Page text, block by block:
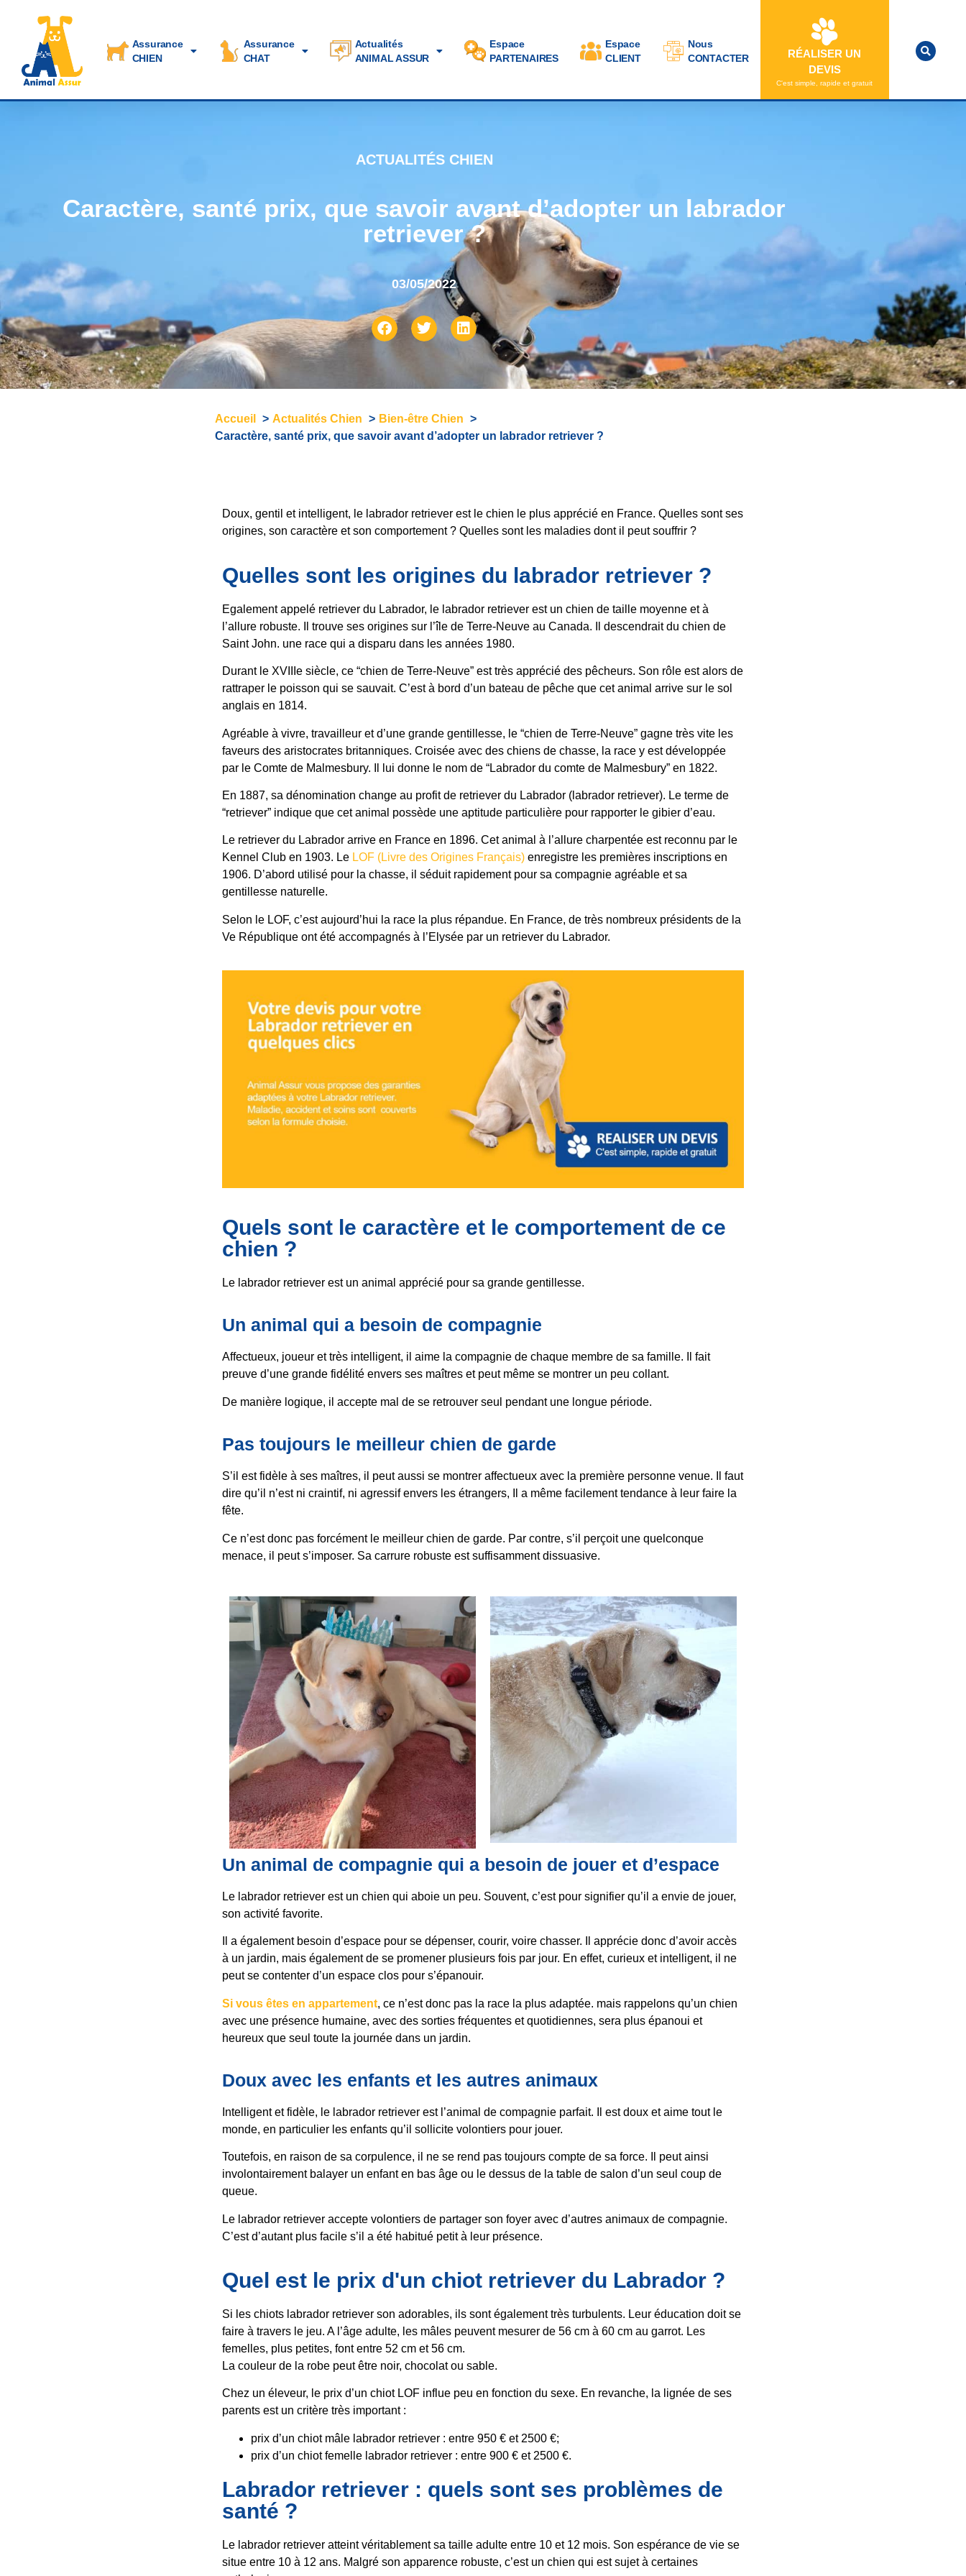
Assurance
CHIEN
Assurance
CHAT
Actualités
ANIMAL ASSUR
Espace
PARTENAIRES
Espace
CLIENT
Nous
CONTACTER
RÉALISER UN
DEVIS
C'est simple, rapide et gratuit
ACTUALITÉS CHIEN
Caractère, santé prix, que savoir avant d’adopter un labrador
retriever ?
03/05/2022
Accueil Actualités Chien
Bien-être Chien
Caractère, santé prix, que savoir avant d’adopter un labrador retriever ?
Doux, gentil et intelligent, le labrador retriever est le chien le plus apprécié en France. Quelles sont ses
origines, son caractère et son comportement ? Quelles sont les maladies dont il peut souffrir ?
Quelles sont les origines du labrador retriever ?
Egalement appelé retriever du Labrador, le labrador retriever est un chien de taille moyenne et à
l’allure robuste. Il trouve ses origines sur l’île de Terre-Neuve au Canada. Il descendrait du chien de
Saint John. une race qui a disparu dans les années 1980.
Durant le XVIIIe siècle, ce “chien de Terre-Neuve” est très apprécié des pêcheurs. Son rôle est alors de
rattraper le poisson qui se sauvait. C’est à bord d’un bateau de pêche que cet animal arrive sur le sol
anglais en 1814.
Agréable à vivre, travailleur et d’une grande gentillesse, le “chien de Terre-Neuve” gagne très vite les
faveurs des aristocrates britanniques. Croisée avec des chiens de chasse, la race y est développée
par le Comte de Malmesbury. Il lui donne le nom de “Labrador du comte de Malmesbury” en 1822.
En 1887, sa dénomination change au profit de retriever du Labrador (labrador retriever). Le terme de
“retriever” indique que cet animal possède une aptitude particulière pour rapporter le gibier d’eau.
Le retriever du Labrador arrive en France en 1896. Cet animal à l’allure charpentée est reconnu par le
Kennel Club en 1903. Le LOF (Livre des Origines Français)enregistre les premières inscriptions en
1906. D’abord utilisé pour la chasse, il séduit rapidement pour sa compagnie agréable et sa
gentillesse naturelle.
Selon le LOF, c’est aujourd’hui la race la plus répandue. En France, de très nombreux présidents de la
Ve République ont été accompagnés à l’Elysée par un retriever du Labrador.
Quels sont le caractère et le comportement de ce
chien ?
Le labrador retriever est un animal apprécié pour sa grande gentillesse.
Un animal qui a besoin de compagnie
Affectueux, joueur et très intelligent, il aime la compagnie de chaque membre de sa famille. Il fait
preuve d’une grande fidélité envers ses maîtres et peut même se montrer un peu collant.
De manière logique, il accepte mal de se retrouver seul pendant une longue période.
Pas toujours le meilleur chien de garde
S’il est fidèle à ses maîtres, il peut aussi se montrer affectueux avec la première personne venue. Il faut
dire qu’il n’est ni craintif, ni agressif envers les étrangers, Il a même facilement tendance à leur faire la
fête.
Ce n’est donc pas forcément le meilleur chien de garde. Par contre, s’il perçoit une quelconque
menace, il peut s’imposer. Sa carrure robuste est suffisamment dissuasive.
Un animal de compagnie qui a besoin de jouer et d’espace
Le labrador retriever est un chien qui aboie un peu. Souvent, c’est pour signifier qu’il a envie de jouer,
son activité favorite.
Il a également besoin d’espace pour se dépenser, courir, voire chasser. Il apprécie donc d’avoir accès
à un jardin, mais également de se promener plusieurs fois par jour. En effet, curieux et intelligent, il ne
peut se contenter d’un espace clos pour s’épanouir.
Si vous êtes en appartement, ce n’est donc pas la race la plus adaptée. mais rappelons qu’un chien
avec une présence humaine, avec des sorties fréquentes et quotidiennes, sera plus épanoui et
heureux que seul toute la journée dans un jardin.
Doux avec les enfants et les autres animaux
Intelligent et fidèle, le labrador retriever est l’animal de compagnie parfait. Il est doux et aime tout le
monde, en particulier les enfants qu’il sollicite volontiers pour jouer.
Toutefois, en raison de sa corpulence, il ne se rend pas toujours compte de sa force. Il peut ainsi
involontairement balayer un enfant en bas âge ou le dessus de la table de salon d’un seul coup de
queue.
Le labrador retriever accepte volontiers de partager son foyer avec d’autres animaux de compagnie.
C’est d’autant plus facile s’il a été habitué petit à leur présence.
Quel est le prix d'un chiot retriever du Labrador ?
Si les chiots labrador retriever son adorables, ils sont également très turbulents. Leur éducation doit se
faire à travers le jeu. A l’âge adulte, les mâles peuvent mesurer de 56 cm à 60 cm au garrot. Les
femelles, plus petites, font entre 52 cm et 56 cm.
La couleur de la robe peut être noir, chocolat ou sable.
Chez un éleveur, le prix d’un chiot LOF influe peu en fonction du sexe. En revanche, la lignée de ses
parents est un critère très important :
prix d’un chiot mâle labrador retriever : entre 950 € et 2500 €;
prix d’un chiot femelle labrador retriever : entre 900 € et 2500 €.
Labrador retriever : quels sont ses problèmes de
santé ?
Le labrador retriever atteint véritablement sa taille adulte entre 10 et 12 mois. Son espérance de vie se
situe entre 10 à 12 ans. Malgré son apparence robuste, c’est un chien qui est sujet à certaines